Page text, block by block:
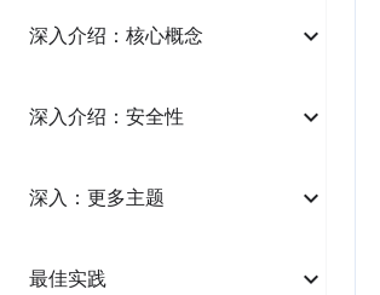
深入介绍：核心概念
深入介绍：安全性
深入：更多主题
最佳实践